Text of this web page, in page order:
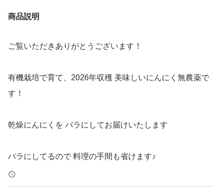
商品説明
ご覧いただきありがとうございます！
有機栽培で育て、2026年収穫 美味しいにんにく無農薬で
す！
乾燥にんにくを バラにしてお届けいたします
バラにしてるので 料理の手間も省けます♪
種としてもご利用頂けます♪